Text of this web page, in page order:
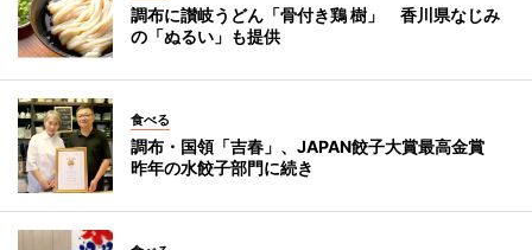
調布に讃岐うどん「骨付き鶏 樹」 香川県なじみ
の「ぬるい」も提供
食べる
調布・国領「吉春」、JAPAN餃子大賞最高金賞
昨年の水餃子部門に続き